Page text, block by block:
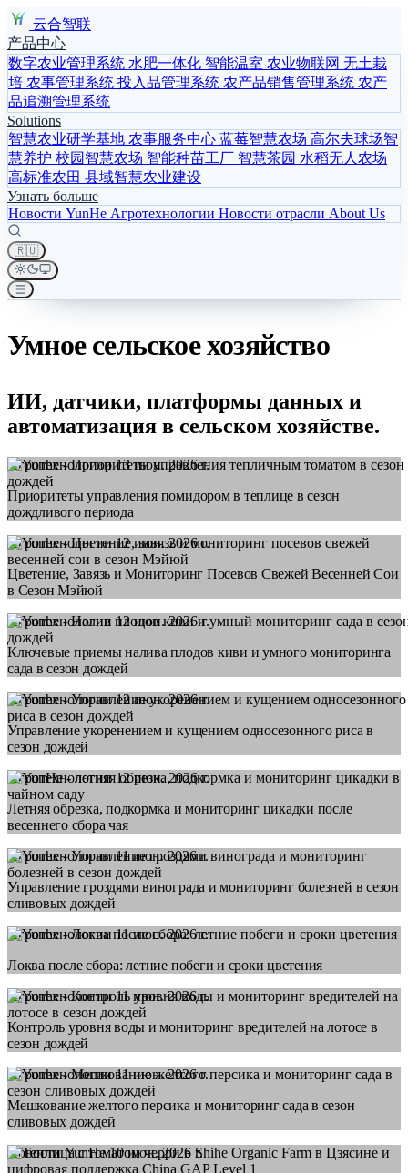
云合智联
产品中心
数字农业管理系统 水肥一体化 智能温室 农业物联网 无土栽
培 农事管理系统 投入品管理系统 农产品销售管理系统 农产
品追溯管理系统
Solutions
智慧农业研学基地 农事服务中心 蓝莓智慧农场 高尔夫球场智
慧养护 校园智慧农场 智能种苗工厂 智慧茶园 水稻无人农场
高标准农田 县域智慧农业建设
Узнать больше
Новости YunHe Агротехнологии Новости отрасли About Us
🇷🇺
Умное сельское хозяйство
ИИ, датчики, платформы данных и
автоматизация в сельском хозяйстве.
Агротехнологии 13 июн. 2026 г.
Приоритеты управления помидором в теплице в сезон
дождливого периода
Агротехнологии 12 июн. 2026 г.
Цветение, Завязь и Мониторинг Посевов Свежей Весенней Сои
в Сезон Мэйюй
Агротехнологии 12 июн. 2026 г.
Ключевые приемы налива плодов киви и умного мониторинга
сада в сезон дождей
Агротехнологии 12 июн. 2026 г.
Управление укоренением и кущением односезонного риса в
сезон дождей
Агротехнологии 12 июн. 2026 г.
Летняя обрезка, подкормка и мониторинг цикадки после
весеннего сбора чая
Агротехнологии 11 июн. 2026 г.
Управление гроздями винограда и мониторинг болезней в сезон
сливовых дождей
Агротехнологии 11 июн. 2026 г.
Локва после сбора: летние побеги и сроки цветения
Агротехнологии 11 июн. 2026 г.
Контроль уровня воды и мониторинг вредителей на лотосе в
сезон дождей
Агротехнологии 11 июн. 2026 г.
Мешкование желтого персика и мониторинг сада в сезон
сливовых дождей
Новости YunHe 10 июн. 2026 г.